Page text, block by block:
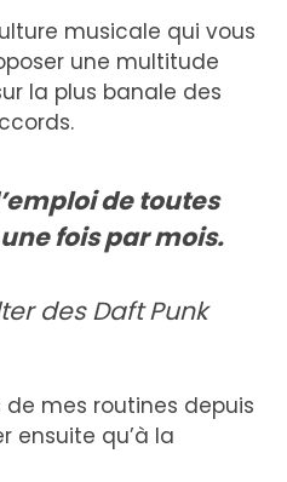
musicale qui vous
une multitude
la plus banale des
de toutes
fois par mois.
des Daft Punk
mes routines depuis
ensuite qu’à la